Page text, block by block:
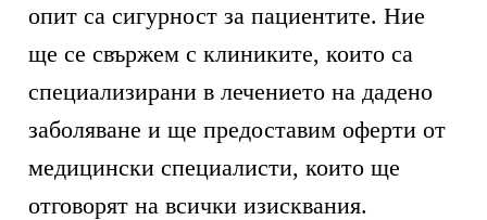
опит са сигурност за пациентите. Ние
ще се свържем с клиниките, които са
специализирани в лечението на дадено
заболяване и ще предоставим оферти от
медицински специалисти, които ще
отговорят на всички изисквания.